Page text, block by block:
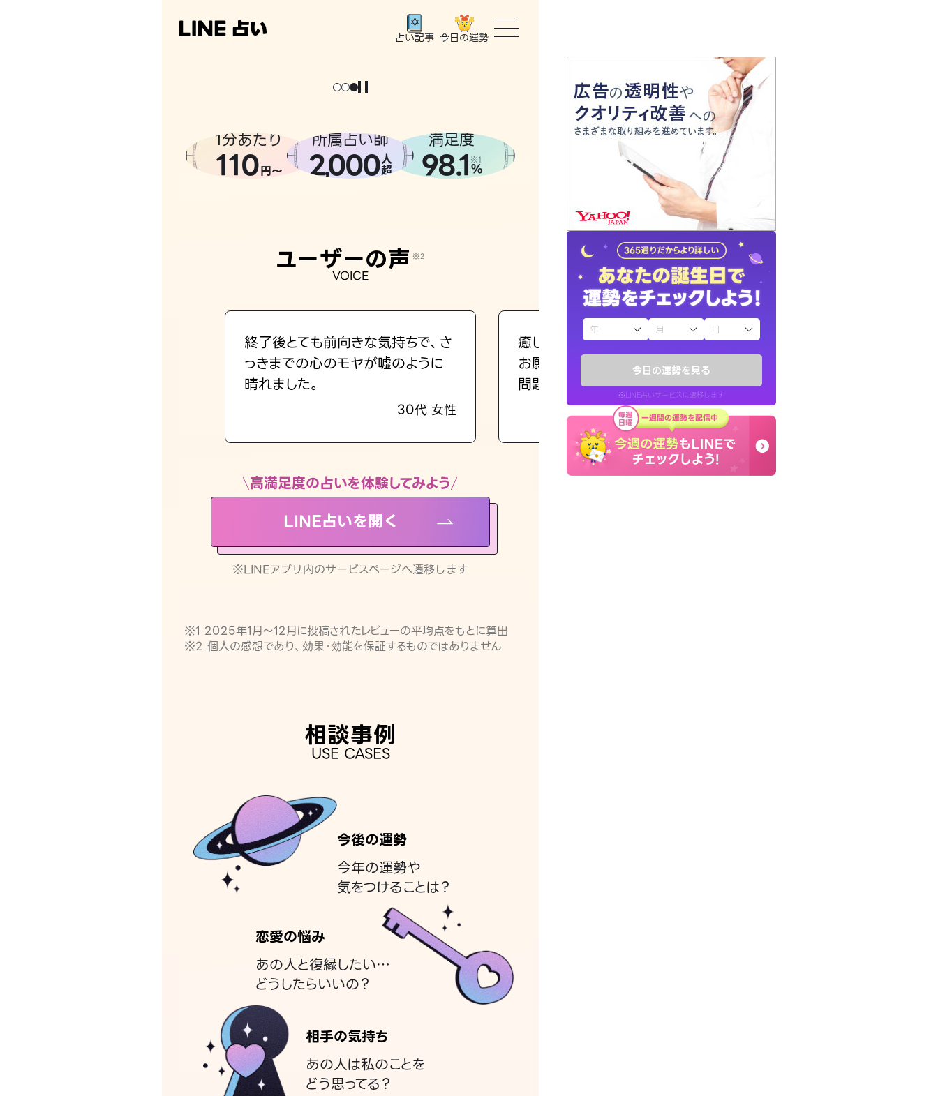
今日の運勢を見る
※LINE占いサービスに遷移します
占い記事 今日の運勢
トップ
ユーザーの声
占いの流れ
おすすめの占い師
よくある質問
えもじの子（占）12星座占い
お知らせ
。
1分あたり
110円〜
所属占い師
2,000人
超
満足度
98.1 ※1
%
ユーザーの声 ※2
VOICE
終了後とても前向きな気持ちで、さ
っきまでの心のモヤが嘘のように
晴れました。
30代 女性
癒し系でおしゃべりしたくて鑑定を
お願いしてます(笑)
問題解決もピカイチ！
50代 女性
高満足度の占いを体験してみよう
LINE占いを開く
※LINEアプリ内のサービスページへ遷移します
※1 2025年1月〜12月に投稿されたレビューの平均点をもとに算出
※2 個人の感想であり、効果・効能を保証するものではありません
相談事例
USE CASES
今後の運勢
今年の運勢や
気をつけることは？
恋愛の悩み
あの人と復縁したい…
どうしたらいいの？
相手の気持ち
あの人は私のことを
どう思ってる？